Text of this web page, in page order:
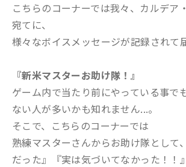
こちらのコーナーでは我々、カルデア
宛てに、
様々なボイスメッセージが記録されて
『新米マスターお助け隊！』
ゲーム内で当たり前にやっている事で
ない人が多いかも知れません...。
そこで、こちらのコーナーでは
熟練マスターさんからお助け隊として
だった』『実は気づいてなかった！！